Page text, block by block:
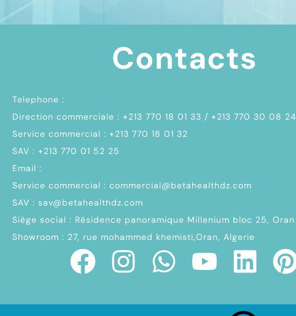
Contacts
Telephone :
Direction commerciale : +213 770 18 01 33 / +213 770 30 08 24
Service commercial : +213 770 18 01 32
SAV : +213 770 01 52 25
Email :
Service commercial : commercial@betahealthdz.com
SAV : sav@betahealthdz.com
Siège social : Résidence panoramique Millenium bloc 25, Oran
Showroom : 27, rue mohammed khemisti,Oran, Algerie